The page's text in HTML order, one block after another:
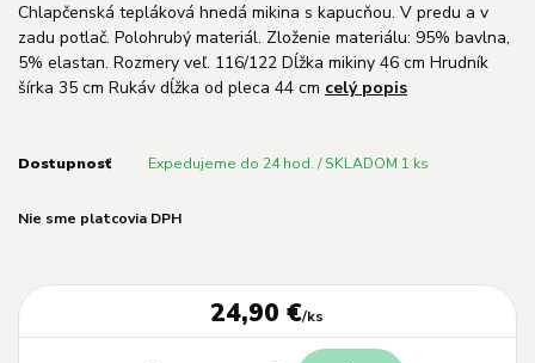
Chlapčenská tepláková hnedá mikina s kapucňou. V predu a v
zadu potlač. Polohrubý materiál. Zloženie materiálu: 95% bavlna,
5% elastan. Rozmery veľ. 116/122 Dĺžka mikiny 46 cm Hrudník
šírka 35 cm Rukáv dĺžka od pleca 44 cm celý popis
Dostupnosť Expedujeme do 24 hod. / SKLADOM 1 ks
Nie sme platcovia DPH
24,90 €/ks